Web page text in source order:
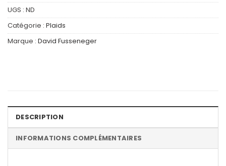
UGS : ND
Catégorie : Plaids
Marque : David Fusseneger
DESCRIPTION
INFORMATIONS COMPLÉMENTAIRES